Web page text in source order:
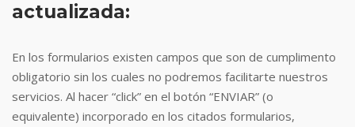
actualizada:
En los formularios existen campos que son de cumplimento
obligatorio sin los cuales no podremos facilitarte nuestros
servicios. Al hacer “click” en el botón “ENVIAR” (o
equivalente) incorporado en los citados formularios,